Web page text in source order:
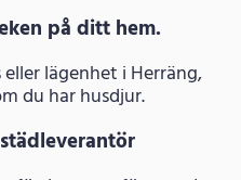
på ditt hem.
lägenhet i Herräng,
du har husdjur.